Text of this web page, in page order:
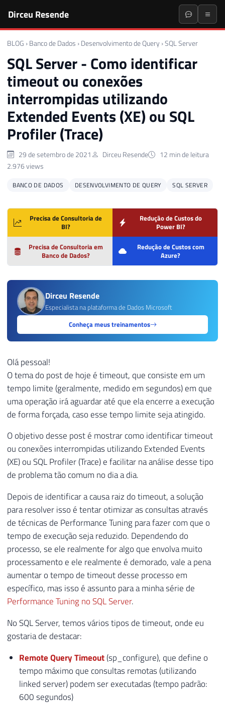
Dirceu Resende
BLOG › Banco de Dados › Desenvolvimento de Query ›SQL Server
SQL Server - Como identificar
timeout ou conexões
interrompidas utilizando
Extended Events (XE) ou SQL
Profiler (Trace)
29 de setembro de 2021 Dirceu Resende
12 min de leitura
2.976 views
BANCO DE DADOS DESENVOLVIMENTO DE QUERY SQL SERVER
Precisa de Consultoria de
BI?
Redução de Custos do
Power BI?
Precisa de Consultoria em
Banco de Dados?
Redução de Custos com
Azure?
Dirceu Resende
Especialista na plataforma de Dados Microsoft
Conheça meus treinamentos
Olá pessoal!
O tema do post de hoje é timeout, que consiste em um
tempo limite (geralmente, medido em segundos) em que
uma operação irá aguardar até que ela encerre a execução
de forma forçada, caso esse tempo limite seja atingido.
O objetivo desse post é mostrar como identificar timeout
ou conexões interrompidas utilizando Extended Events
(XE) ou SQL Profiler (Trace) e facilitar na análise desse tipo
de problema tão comum no dia a dia.
Depois de identificar a causa raiz do timeout, a solução
para resolver isso é tentar otimizar as consultas através
de técnicas de Performance Tuning para fazer com que o
tempo de execução seja reduzido. Dependendo do
processo, se ele realmente for algo que envolva muito
processamento e ele realmente é demorado, vale a pena
aumentar o tempo de timeout desse processo em
específico, mas isso é assunto para a minha série de
Performance Tuning no SQL Server.
No SQL Server, temos vários tipos de timeout, onde eu
gostaria de destacar:
Remote Query Timeout(sp_configure), que define o
tempo máximo que consultas remotas (utilizando
linked server) podem ser executadas (tempo padrão:
600 segundos)